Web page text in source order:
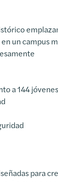
un campus
a 144
para